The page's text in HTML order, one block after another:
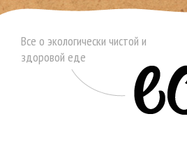
Все о экологически чистой и
здоровой еде